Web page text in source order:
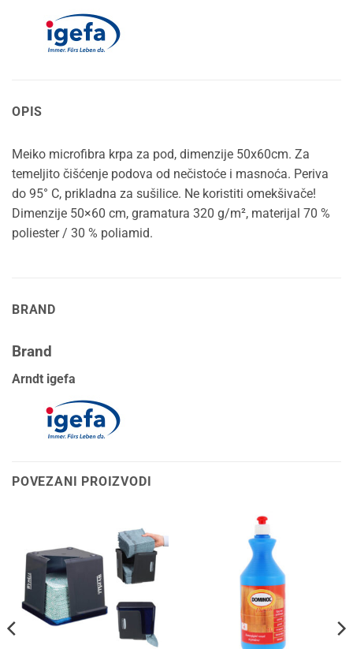
OPIS
Meiko microfibra krpa za pod, dimenzije 50x60cm. Za
temeljito čišćenje podova od nečistoće i masnoća. Periva
do 95° C, prikladna za sušilice. Ne koristiti omekšivače!
Dimenzije 50×60 cm, gramatura 320 g/m², materijal 70 %
poliester / 30 % poliamid.
BRAND
Brand
Arndt igefa
POVEZANI PROIZVODI